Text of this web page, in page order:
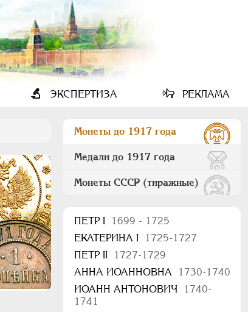
ЭКСПЕРТИЗА РЕКЛАМА
Монеты до 1917 года
Медали до 1917 года
Монеты СССР (тиражные)
ПEТР I
1699 - 1725
ЕКАТЕРИНА I
1725-1727
ПЕТР II
1727-1729
АННА ИОАННОВНА
1730-1740
ИОАНН АНТОНОВИЧ
1740-
1741